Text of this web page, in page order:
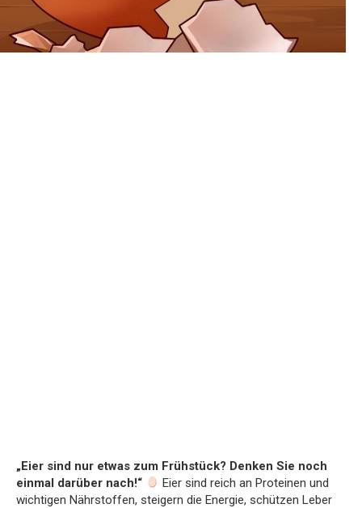
„Eier sind nur etwas zum Frühstück? Denken Sie noch
einmal darüber nach!“
Eier sind reich an Proteinen und
wichtigen Nährstoffen, steigern die Energie, schützen Leber